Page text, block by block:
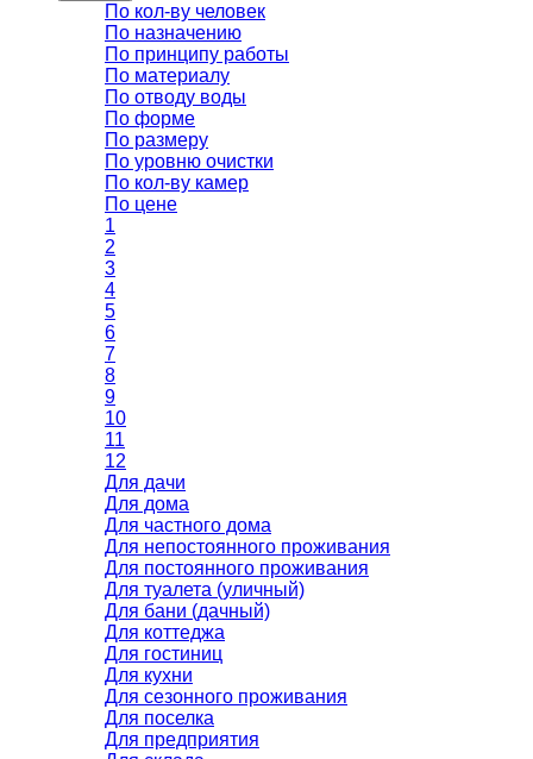
По кол-ву человек
По назначению
По принципу работы
По материалу
По отводу воды
По форме
По размеру
По уровню очистки
По кол-ву камер
По цене
1
2
3
4
5
6
7
8
9
10
11
12
Для дачи
Для дома
Для частного дома
Для непостоянного проживания
Для постоянного проживания
Для туалета (уличный)
Для бани (дачный)
Для коттеджа
Для гостиниц
Для кухни
Для сезонного проживания
Для поселка
Для предприятия